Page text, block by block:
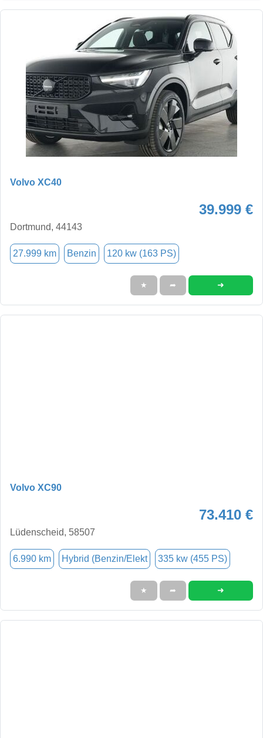
Volvo XC40
39.999 €
Dortmund, 44143
27.999 km Benzin 120 kw (163 PS)
★ ➦ ➜
Volvo XC90
73.410 €
Lüdenscheid, 58507
6.990 km Hybrid (Benzin/Elekt 335 kw (455 PS)
★ ➦ ➜